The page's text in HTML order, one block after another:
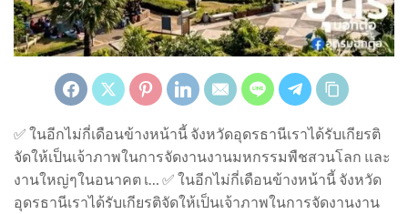
✅ ในอีกไม่กี่เดือนข้างหน้านี้ จังหวัดอุดรธานีเราได้รับเกียรติ
จัดให้เป็นเจ้าภาพในการจัดงานงานมหกรรมพืชสวนโลก และ
งานใหญ่ๆในอนาคต เ… ✅ ในอีกไม่กี่เดือนข้างหน้านี้ จังหวัด
อุดรธานีเราได้รับเกียรติจัดให้เป็นเจ้าภาพในการจัดงานงาน